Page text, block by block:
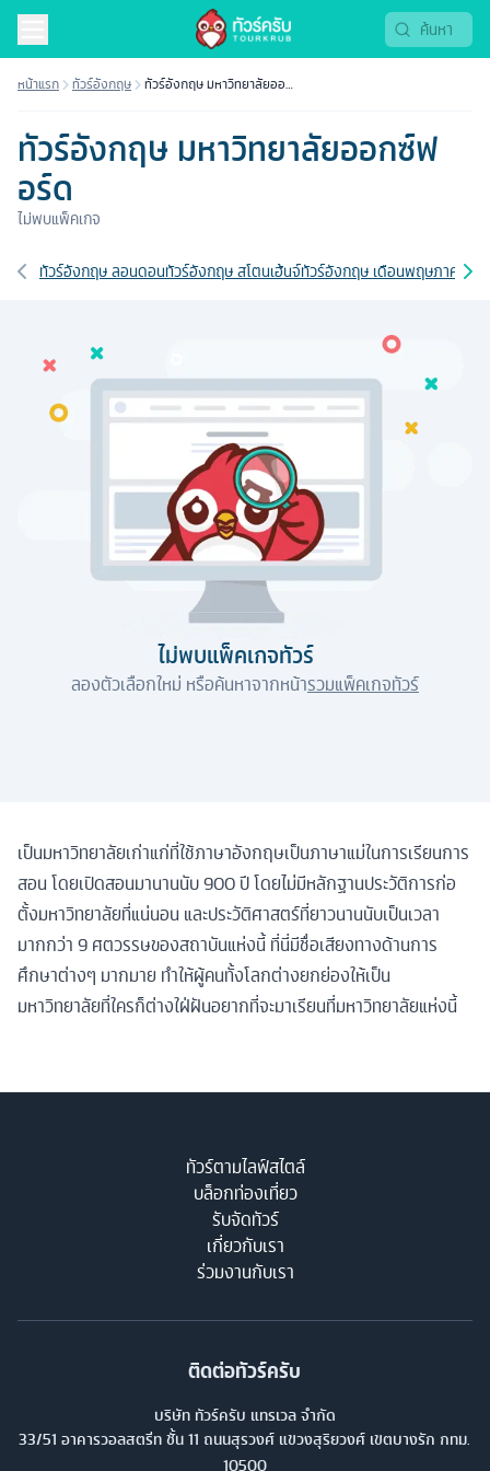
หน้าแรก ทัวร์อังกฤษ
ทัวร์อังกฤษ มหาวิทยาลัยออก
ทัวร์อังกฤษ มหาวิทยาลัยออกซ์ฟ
อร์ด
ไม่พบแพ็คเกจ
เส้นทางที่เกี่ยวข้อง
ทัวร์อังกฤษ ลอนดอนทัวร์อังกฤษ สโตนเฮ้นจ์ทัวร์อังกฤษ เดือนพฤษภาคมทัว
ไม่พบแพ็คเกจทัวร์
ลองตัวเลือกใหม่ หรือค้นหาจากหน้ารวมแพ็คเกจทัวร์
เป็นมหาวิทยาลัยเก่าแก่ที่ใช้ภาษาอังกฤษเป็นภาษาแม่ในการเรียนการ
สอน โดยเปิดสอนมานานนับ 900 ปี โดยไม่มีหลักฐานประวัติการก่อ
ตั้งมหาวิทยาลัยที่แน่นอน และประวัติศาสตร์ที่ยาวนานนับเป็นเวลา
มากกว่า 9 ศตวรรษของสถาบันแห่งนี้ ที่นี่มีชื่อเสียงทางด้านการ
ศึกษาต่างๆ มากมาย ทำให้ผู้คนทั้งโลกต่างยกย่องให้เป็น
มหาวิทยาลัยที่ใครก็ต่างใฝ่ฝันอยากที่จะมาเรียนที่มหาวิทยาลัยแห่งนี้
ทัวร์ตามไลฟ์สไตล์
บล็อกท่องเที่ยว
รับจัดทัวร์
เกี่ยวกับเรา
ร่วมงานกับเรา
ติดต่อทัวร์ครับ
บริษัท ทัวร์ครับ แทรเวล จำกัด
33/51 อาคารวอลสตรีท ชั้น 11 ถนนสุรวงศ์ แขวงสุริยวงศ์ เขตบางรัก กทม.
10500